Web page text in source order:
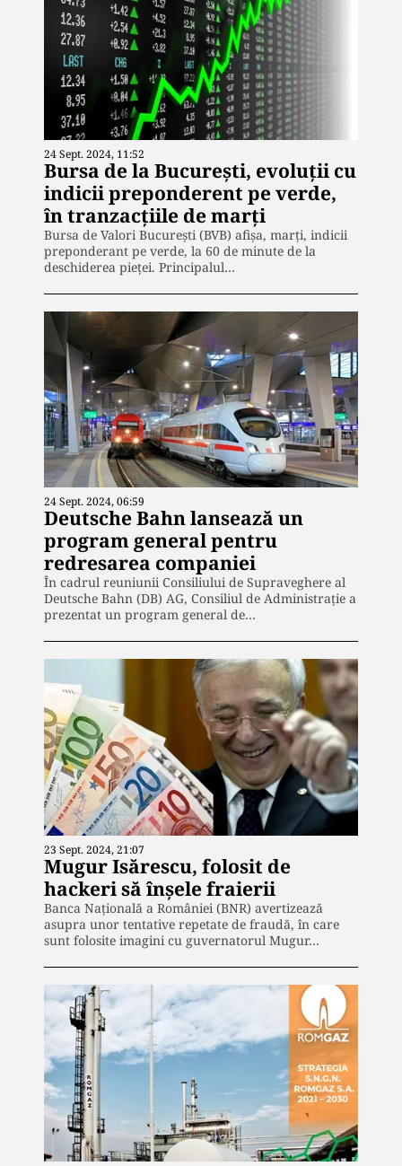
24 Sept. 2024, 11:52
Bursa de la București, evoluții cu
indicii preponderent pe verde,
în tranzacțiile de marți
Bursa de Valori București (BVB) afișa, marți, indicii
preponderant pe verde, la 60 de minute de la
deschiderea pieței. Principalul…
24 Sept. 2024, 06:59
Deutsche Bahn lansează un
program general pentru
redresarea companiei
În cadrul reuniunii Consiliului de Supraveghere al
Deutsche Bahn (DB) AG, Consiliul de Administrație a
prezentat un program general de…
23 Sept. 2024, 21:07
Mugur Isărescu, folosit de
hackeri să înșele fraierii
Banca Națională a României (BNR) avertizează
asupra unor tentative repetate de fraudă, în care
sunt folosite imagini cu guvernatorul Mugur…